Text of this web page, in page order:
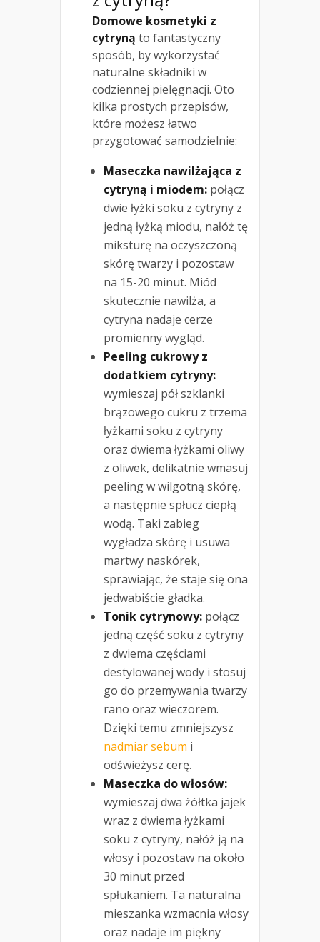
Domowe kosmetyki z
cytryną to fantastyczny
sposób, by wykorzystać
naturalne składniki w
codziennej pielęgnacji. Oto
kilka prostych przepisów,
które możesz łatwo
przygotować samodzielnie:
Maseczka nawilżająca z
cytryną i miodem: połącz
dwie łyżki soku z cytryny z
jedną łyżką miodu, nałóż tę
miksturę na oczyszczoną
skórę twarzy i pozostaw
na 15-20 minut. Miód
skutecznie nawilża, a
cytryna nadaje cerze
promienny wygląd.
Peeling cukrowy z
dodatkiem cytryny:
wymieszaj pół szklanki
brązowego cukru z trzema
łyżkami soku z cytryny
oraz dwiema łyżkami oliwy
z oliwek, delikatnie wmasuj
peeling w wilgotną skórę,
a następnie spłucz ciepłą
wodą. Taki zabieg
wygładza skórę i usuwa
martwy naskórek,
sprawiając, że staje się ona
jedwabiście gładka.
Tonik cytrynowy: połącz
jedną część soku z cytryny
z dwiema częściami
destylowanej wody i stosuj
go do przemywania twarzy
rano oraz wieczorem.
Dzięki temu zmniejszysz
nadmiar sebum i
odświeżysz cerę.
Maseczka do włosów:
wymieszaj dwa żółtka jajek
wraz z dwiema łyżkami
soku z cytryny, nałóż ją na
włosy i pozostaw na około
30 minut przed
spłukaniem. Ta naturalna
mieszanka wzmacnia włosy
oraz nadaje im piękny